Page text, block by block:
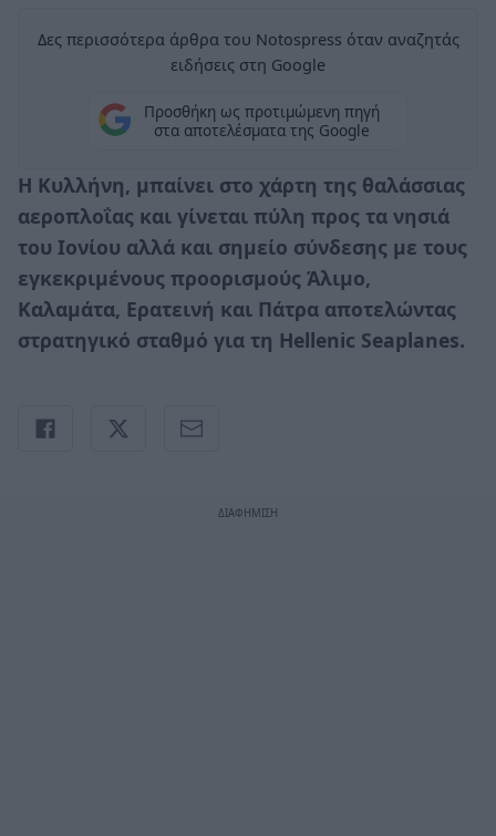
Δες περισσότερα άρθρα του Notospress όταν αναζητάς
ειδήσεις στη Google
Προσθήκη ως προτιμώμενη πηγή
στα αποτελέσματα της Google
Η Κυλλήνη, μπαίνει στο χάρτη της θαλάσσιας
αεροπλοΐας και γίνεται πύλη προς τα νησιά
του Ιονίου αλλά και σημείο σύνδεσης με τους
εγκεκριμένους προορισμούς Άλιμο,
Καλαμάτα, Ερατεινή και Πάτρα αποτελώντας
στρατηγικό σταθμό για τη Hellenic Seaplanes.